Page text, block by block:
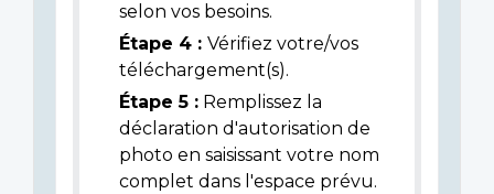
selon vos besoins.
Étape 4 : Vérifiez votre/vos
téléchargement(s).
Étape 5 : Remplissez la
déclaration d'autorisation de
photo en saisissant votre nom
complet dans l'espace prévu.